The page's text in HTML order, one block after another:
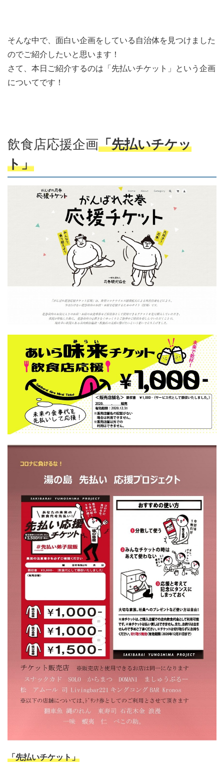
そんな中で、面白い企画をしている自治体を見つけました
のでご紹介したいと思います！
さて、本日ご紹介するのは「先払いチケット」という企画
についてです！
飲食店応援企画「先払いチケッ
ト」
「先払いチケット」